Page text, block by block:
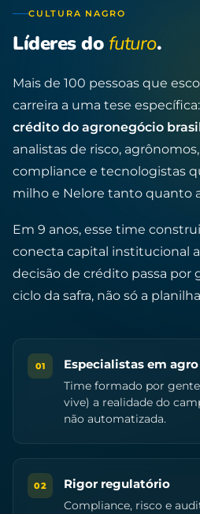
CULTURA NAGRO
Líderes do futuro.
Mais de 100 pessoas que
carreira a uma tese específica:
crédito do agronegócio
analistas de risco,
compliance e tecnologistas
milho e Nelore tanto quanto
Em 9 anos, esse time
conecta capital institucional
decisão de crédito passa
ciclo da safra, não só a
01 Especialistas em agro
Time formado por
vive) a realidade do
não automatizada.
02 Rigor regulatório
Compliance, risco e